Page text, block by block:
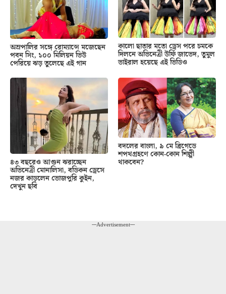
অম্রপালির সঙ্গে রোম্যান্সে মজেছেন
পবন সিং, ১০০ মিলিয়ন ভিউ
পেরিয়ে ঝড় তুলেছে এই গান
কালো ছাতার মতো ড্রেস পরে চমকে
দিলনে অভিনেত্রী উর্ফি জাভেদ, তুমুল
ভাইরাল হয়েছে এই ভিডিও
৪৩ বছরেও আগুন ঝরাচ্ছেন
অভিনেত্রী মোনালিসা, বডিকন ড্রেসে
নজর কাড়লেন ভোজপুরি কুইন,
দেখুন ছবি
বদলের বাংলা, ৯ মে ব্রিগেডে
শপথগ্রহণে কোন-কোন শিল্পী
থাকবেন?
---Advertisement---